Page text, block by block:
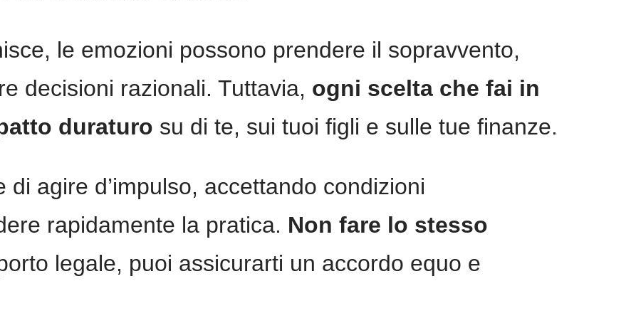
le emozioni possono prendere il sopravvento,
decisioni razionali. Tuttavia, ogni scelta che fai in
duraturo su di te, sui tuoi figli e sulle tue finanze.
di agire d’impulso, accettando condizioni
rapidamente la pratica. Non fare lo stesso
legale, puoi assicurarti un accordo equo e